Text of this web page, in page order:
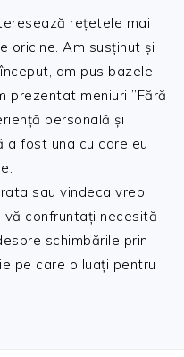
rețetele mai
oricine. Am susținut și
am pus bazele
prezentat meniuri ”Fără
personală și
a fost una cu care eu
sau vindeca vreo
confruntați necesită
schimbările prin
pe care o luați pentru